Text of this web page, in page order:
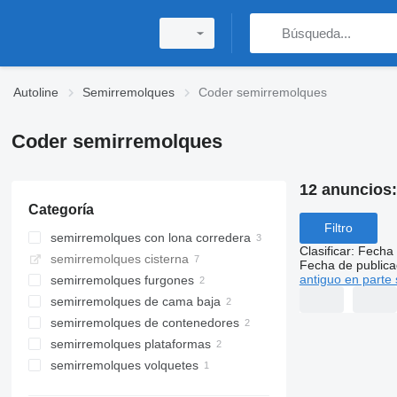
Autoline Semirremolques Coder semirremolques
Coder semirremolques
Categoría
semirremolques con lona corredera
semirremolques cisterna
semirremolques furgones
semirremolques de cama baja
semirremolques de contenedores
semirremolques plataformas
semirremolques volquetes
12 anuncios:
Filtro
Clasificar: Fecha
Fecha de
antiguo en parte